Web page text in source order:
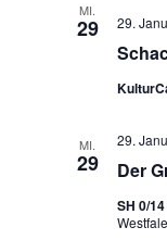
MI.
29 29.
MI.
29 Der
29.
SH 0/14